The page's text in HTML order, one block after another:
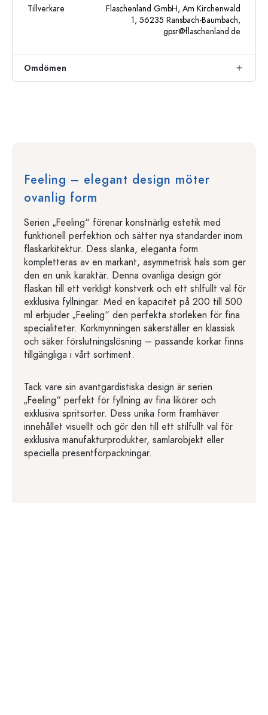
Tillverkare
Flaschenland GmbH, Am Kirchenwald
1, 56235 Ransbach-Baumbach,
gpsr@flaschenland.de
Omdömen
Feeling – elegant design möter
ovanlig form
Serien „Feeling“ förenar konstnärlig estetik med
funktionell perfektion och sätter nya standarder inom
flaskarkitektur. Dess slanka, eleganta form
kompletteras av en markant, asymmetrisk hals som ger
den en unik karaktär. Denna ovanliga design gör
flaskan till ett verkligt konstverk och ett stilfullt val för
exklusiva fyllningar. Med en kapacitet på 200 till 500
ml erbjuder „Feeling“ den perfekta storleken för fina
specialiteter. Korkmynningen säkerställer en klassisk
och säker förslutningslösning – passande korkar finns
tillgängliga i vårt sortiment.
Tack vare sin avantgardistiska design är serien
„Feeling“ perfekt för fyllning av fina likörer och
exklusiva spritsorter. Dess unika form framhäver
innehållet visuellt och gör den till ett stilfullt val för
exklusiva manufakturprodukter, samlarobjekt eller
speciella presentförpackningar.